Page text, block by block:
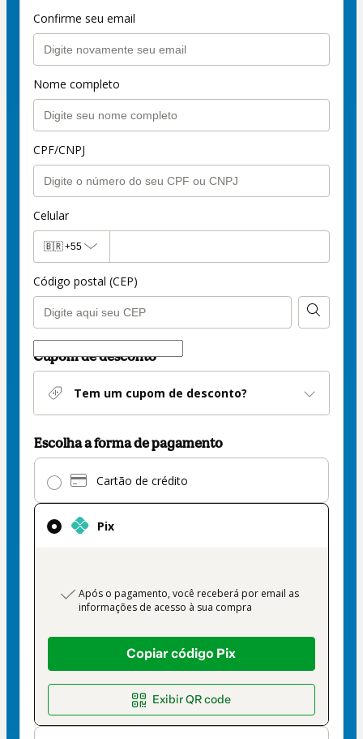
Confirme seu email
Nome completo
CPF/CNPJ
Celular
🇧🇷+55
Código postal (CEP)
Cupom de desconto
Tem um cupom de desconto?
Escolha a forma de pagamento
Cartão de crédito
Pix
payment_data.section_title_v2
Após o pagamento, você receberá por email as
informações de acesso à sua compra
Copiar código Pix
Exibir QR code
Pix
selecionado
como
método